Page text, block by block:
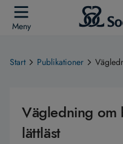
Meny
Start Publikationer
Vägledning
lättläst